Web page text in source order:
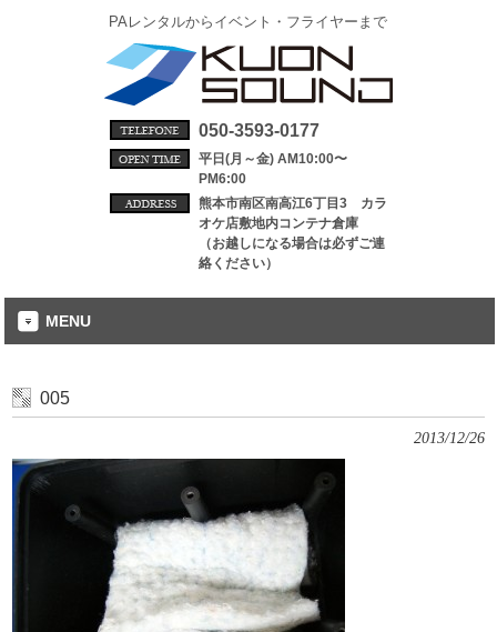
PAレンタルからイベント・フライヤーまで
050-3593-0177
平日(月～金) AM10:00〜
PM6:00
熊本市南区南高江6丁目3 カラ
オケ店敷地内コンテナ倉庫
（お越しになる場合は必ずご連
絡ください）
MENU
005
2013/12/26